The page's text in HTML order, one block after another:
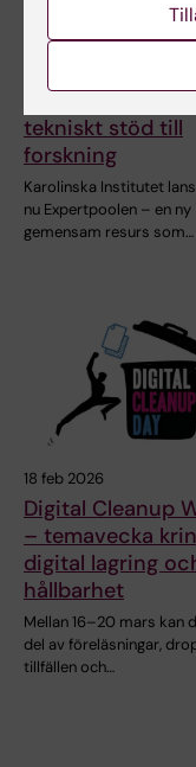
16 mar 2026
Expertpoolen -
resurs för
tekniskt stöd till
forskning
Karolinska Institutet
nu Expertpoolen – en ny
gemensam resurs som…
18 feb 2026
Digital Cleanup
– temavecka
digital lagring
hållbarhet
Mellan 16–20 mars kan
del av föreläsningar,
tillfällen och…